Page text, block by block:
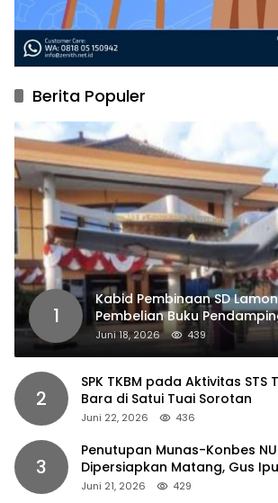
Berita Populer
1
Kabid Pembinaan SD
Pembelian Buku
Dipaksakan
Juni 18, 2026 439
2
SPK TKBM pada Aktivitas STS
Bara di Satui Tuai Sorotan
Juni 22, 2026 436
3
Penutupan Munas-Konbes
Dipersiapkan Matang, Gus
Juni 21, 2026 429